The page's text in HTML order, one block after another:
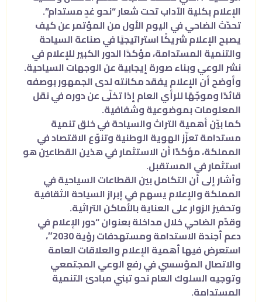
الإعلام بكلية الآداب تحت شعار “نحو غدٍ مستدام”.
تحدّث الضاحي في اليوم الأول من المؤتمر عن كيف
يصبح الإعلام شريكًا استراتيجيًا في صناعة السياحة
والتنمية المستدامة، مؤكدًا الدور الكبير للإعلام في
نشر الوعي وبناء صورة إيجابية عن الوجهات السياحية.
وأوضح أن الإعلام يفقد مكانته لدى الجمهور بوصفه
قائدًا وموجّهًا للرأي العام إذا تخلّى عن دوره في نقل
المعلومات بموضوعية وشفافية.
كما بيّن أهمية التراث والسياحة في خلق تنمية
مستدامة تعزّز الهوية الوطنية وتنوّع الاقتصاد في
المملكة، مؤكدًا أن الاستثمار في هذين القطاعين هو
استثمار في المستقبل.
وأشار إلى أن التكامل بين القطاعات السياحية في
المملكة والإعلام يسهم في إبراز السياحة الثقافية
وتحفيز الزوار على العناية بالأماكن التراثية.
وقدّم الضاحي خلال مداخلة بعنوان “دور الإعلام في
دعم أجندة الاستدامة ومستهدفات رؤية 2030″،
استعرض فيها أهمية الإعلام والعلاقات العامة
والاتصال المؤسسي في رفع الوعي المجتمعي
وتوجيه السلوك العام نحو تبني مبادئ التنمية
المستدامة.